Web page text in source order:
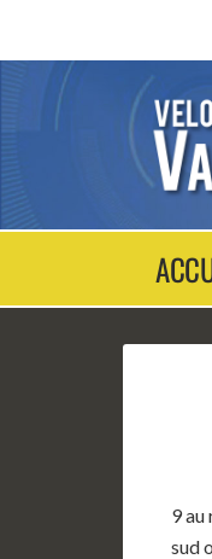
9 au
sud